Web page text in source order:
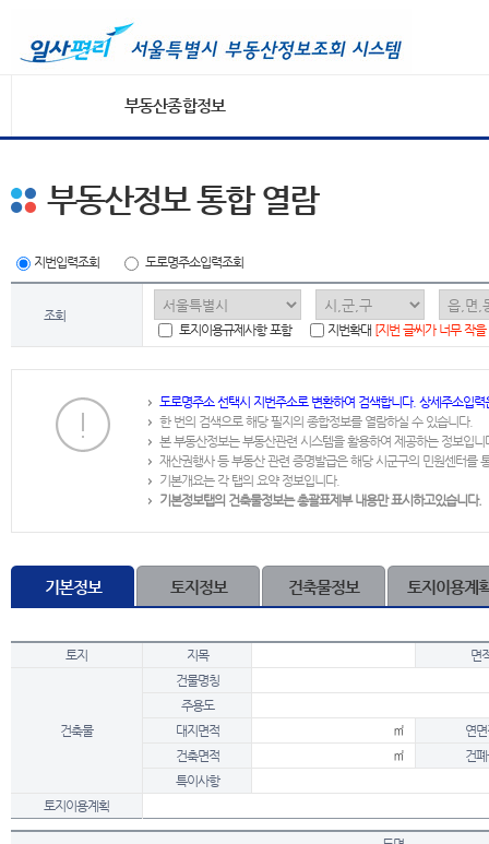
부동산종합정보
부동산정보 통합 열람
지번입력조회 도로명주소입력조회
조회
토지이용규제사항 포함
지번확대 [지번 글씨가 너무 작
도로명주소 선택시 지번주소로 변환하여 검색합니다. 상세주소입
한 번의 검색으로 해당 필지의 종합정보를 열람하실 수 있습니다.
본 부동산정보는 부동산관련 시스템을 활용하여 제공하는 정보입니
재산권행사 등 부동산 관련 증명발급은 해당 시군구의 민원센터를
기본개요는 각 탭의 요약 정보입니다.
기본정보탭의 건축물정보는 총괄표제부 내용만 표시하고있습니다.
기본정보 토지정보 건축물정보 토지이용계
토지 지목 면
건축물
건물명칭
주용도
대지면적
㎡
연
건축면적
㎡
건
특이사항
토지이용계획